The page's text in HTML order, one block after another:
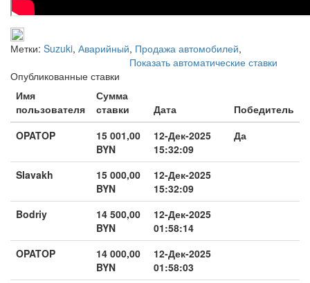
Метки: Suzuki, Аварийный, Продажа автомобилей,
Показать автоматические ставки
Опубликованные ставки
Имя
пользователя
Сумма
ставки
Дата
Победитель
OPATOP
15 001,00
BYN
12-Дек-2025
15:32:09
Да
Slavakh
15 000,00
BYN
12-Дек-2025
15:32:09
Bodriy
14 500,00
BYN
12-Дек-2025
01:58:14
OPATOP
14 000,00
BYN
12-Дек-2025
01:58:03